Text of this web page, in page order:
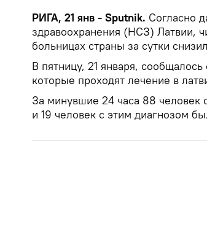
РИГА, 21 янв - Sputnik. Согласно
здравоохранения (НСЗ) Латвии,
больницах страны за сутки
В пятницу, 21 января,
которые проходят лечение в
За минувшие 24 часа 88 человек
и 19 человек с этим диагнозом